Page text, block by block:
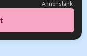
Annonslänk